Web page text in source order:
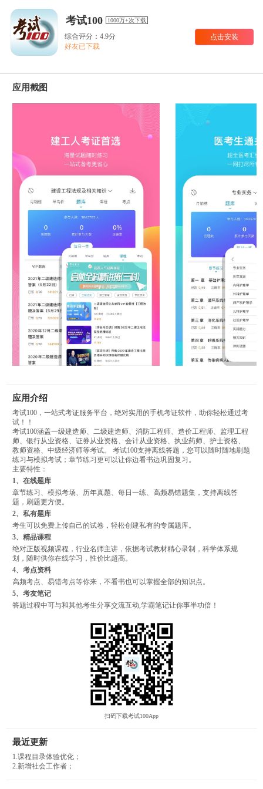
考试100 1000万+次下载
综合评分：4.9分
好友已下载
点击安装
应用截图
应用介绍
考试100，一站式考证服务平台，绝对实用的手机考证软件，助你轻松通过考
试！！
考试100涵盖一级建造师、二级建造师、消防工程师、造价工程师、监理工程
师、银行从业资格、证券从业资格、会计从业资格、执业药师、护士资格、
教师资格、中级经济师等考试。 考试100支持离线答题，您可以随时随地刷题
练习与模拟考试；章节练习更可以让你边看书边巩固复习。
主要特性：
1、在线题库
章节练习、模拟考场、历年真题、每日一练、高频易错题集，支持离线答
题，刷题更方便。
2、私有题库
考生可以免费上传自己的试卷，轻松创建私有的专属题库。
3、精品课程
绝对正版视频课程，行业名师主讲，依据考试教材精心录制，科学体系规
划，随时供你在线学习，性价比超高。
4、考点资料
高频考点、易错考点等你来，不看书也可以掌握全部的知识点。
5、考友笔记
答题过程中可与和其他考生分享交流互动,学霸笔记让你事半功倍！
扫码下载考试100App
最近更新
1.课程目录体验优化；
2.新增社会工作者；